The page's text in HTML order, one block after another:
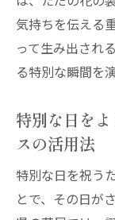
情熱
プロフ
間
の魅力
出張サ
花屋の出
ースに彩
気持ちを伝える
って生み出され
る特別な瞬間を
特別な日を
スの活用法
特別な日を祝う
とで、その日が